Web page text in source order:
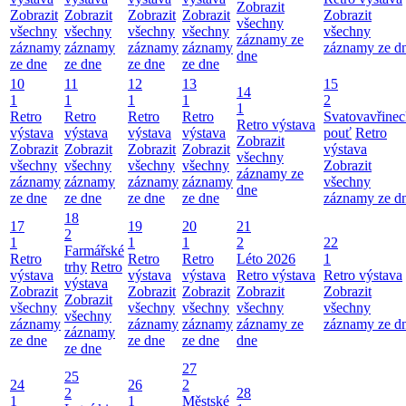
Zobrazit
všechny
záznamy
ze dne
Zobrazit
všechny
záznamy
ze dne
Zobrazit
všechny
záznamy
ze dne
Zobrazit
všechny
záznamy
ze dne
Zobrazit
všechny
záznamy ze
dne
Zobrazit
všechny
záznamy ze
10
1
Retro
výstava
Zobrazit
všechny
záznamy
ze dne
11
1
Retro
výstava
Zobrazit
všechny
záznamy
ze dne
12
1
Retro
výstava
Zobrazit
všechny
záznamy
ze dne
13
1
Retro
výstava
Zobrazit
všechny
záznamy
ze dne
14
1
Retro výstava
Zobrazit
všechny
záznamy ze
dne
15
2
pouť Retro
výstava
Zobrazit
všechny
záznamy ze
17
1
Retro
výstava
Zobrazit
všechny
záznamy
ze dne
18
2
Farmářské
trhy Retro
výstava
Zobrazit
všechny
záznamy
ze dne
19
1
Retro
výstava
Zobrazit
všechny
záznamy
ze dne
20
1
Retro
výstava
Zobrazit
všechny
záznamy
ze dne
21
2
Léto 2026
Retro výstava
Zobrazit
všechny
záznamy ze
dne
22
1
Retro výstava
Zobrazit
všechny
záznamy ze
24
1
25
2
26
1
27
2
Městské
28